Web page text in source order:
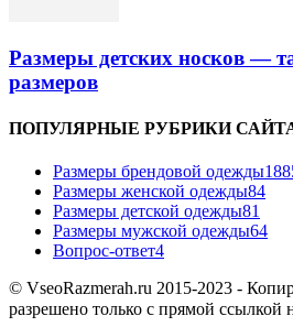
Размеры детских носков —
размеров
ПОПУЛЯРНЫЕ РУБРИКИ
Размеры брендовой одежды
Размеры женской одежды84
Размеры детской одежды81
Размеры мужской одежды64
Вопрос-ответ4
© VseoRazmerah.ru 2015-2023 -
разрешено только с прямой ссылкой